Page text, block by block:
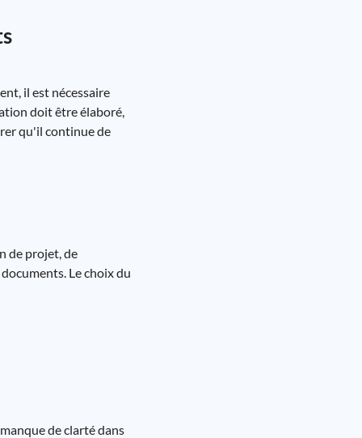
il est nécessaire
doit être élaboré,
qu'il continue de
de projet, de
Le choix du
de clarté dans